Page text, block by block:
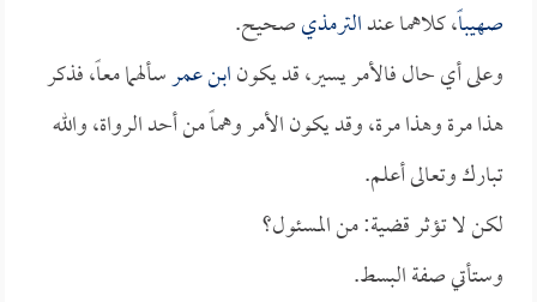
صهيباً، كلاهما عندالترمذيصحيح.
وعلى أي حال فالأمر يسير، قد يكونابن عمرسألهما معاً، فذكر
هذا مرة وهذا مرة، وقد يكون الأمر وهماً من أحد الرواة، والله
تبارك وتعالى أعلم.
لكن لا تؤثر قضية: من المسئول؟
وستأتي صفة البسط.